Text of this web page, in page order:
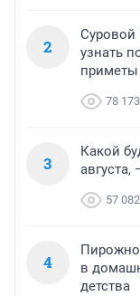
2
Суровой
узнать
приметы
78 173
3
Какой
57 082
4
в
детства